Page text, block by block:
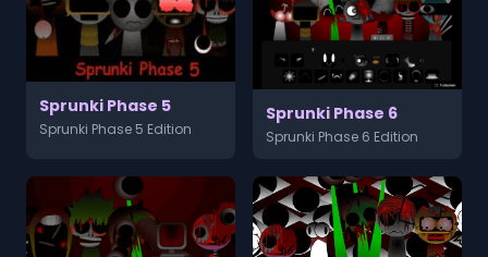
Sprunki Phase 5
Sprunki Phase 5 Edition
Sprunki Phase 6
Sprunki Phase 6 Edition